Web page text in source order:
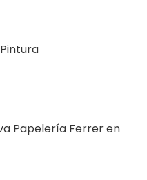
Papelería Ferrer en